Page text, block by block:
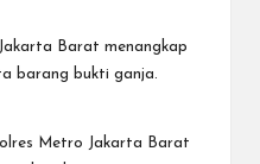
Barat menangkap
barang bukti ganja.
Metro Jakarta Barat